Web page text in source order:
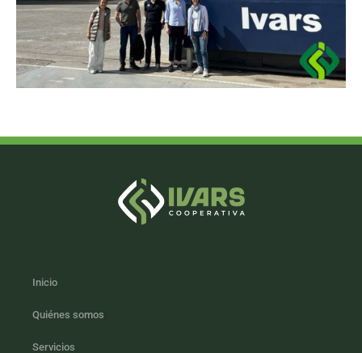
Inicio
Quiénes somos
Servicios